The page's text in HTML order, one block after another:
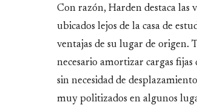
Con razón, Harden destaca las
ubicados lejos de la casa de
ventajas de su lugar de origen.
necesario amortizar cargas
sin necesidad de
muy politizados en algunos